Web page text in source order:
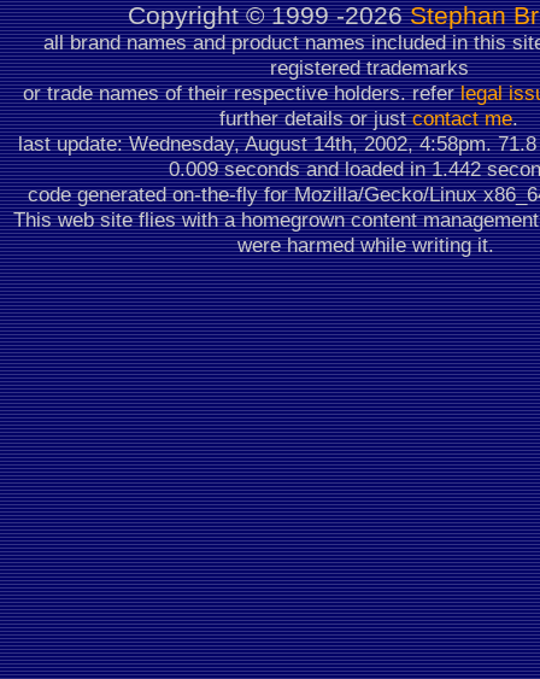
Copyright ©1999 -2026 Stephan
all brand names and product names included in this
registered trademarks
or trade names of their respective holders. referlegal
further details or justcontact me.
last update: Wednesday, August 14th, 2002, 4:58pm.
0.009 seconds and loaded in 1.442
code generated on-the-fly for Mozilla/Gecko/Linux
This web site flies with a homegrown content
were harmed while writing it.